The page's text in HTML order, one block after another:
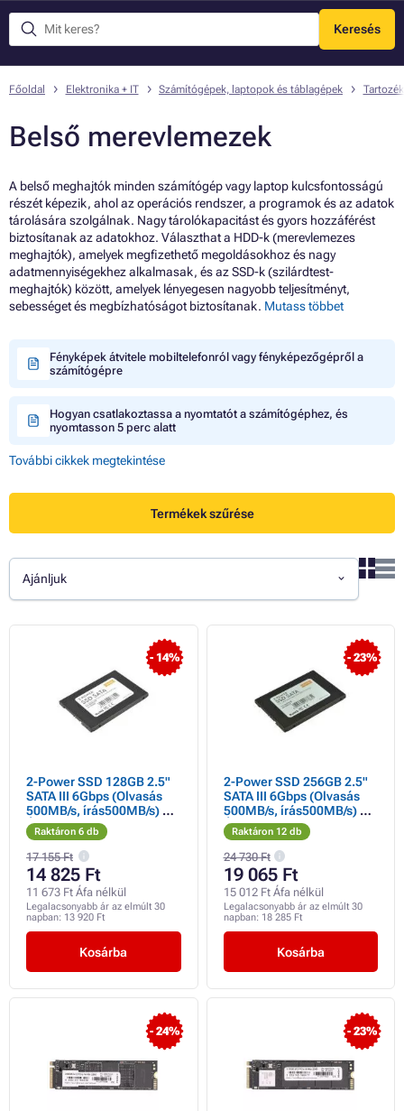
Keresés
Menü
Főoldal Elektronika + IT Számítógépek, laptopok és táblagépek
Belső merevlemezek
A belső meghajtók minden számítógép vagy laptop kulcsfontosságú
részét képezik, ahol az operációs rendszer, a programok és az adatok
tárolására szolgálnak. Nagy tárolókapacitást és gyors hozzáférést
biztosítanak az adatokhoz. Választhat a HDD-k (merevlemezes
meghajtók), amelyek megfizethető megoldásokhoz és nagy
adatmennyiségekhez alkalmasak, és az SSD-k (szilárdtest-
meghajtók) között, amelyek lényegesen nagyobb teljesítményt,
sebességet és megbízhatóságot biztosítanak. Mutass többet
Fényképek átvitele mobiltelefonról vagy fényképezőgépről a
számítógépre
Hogyan csatlakoztassa a nyomtatót a számítógéphez, és
nyomtasson 5 perc alatt
További cikkek megtekintése
Termékek szűrése
Ajánljuk
- 14%
2-Power SSD 128GB 2.5"
SATA III 6Gbps (Olvasás
500MB/s, írás500MB/s) 3
ÉV GARANCIA
Raktáron 6 db
17 155 Ft
14 825 Ft
11 673 Ft Áfa nélkül
Legalacsonyabb ár az elmúlt 30
napban: 13 920 Ft
Kosárba
- 23%
2-Power SSD 256GB 2.5"
SATA III 6Gbps (Olvasás
500MB/s, írás500MB/s) 3
ÉV GARANCIA
Raktáron 12 db
24 730 Ft
19 065 Ft
15 012 Ft Áfa nélkül
Legalacsonyabb ár az elmúlt 30
napban: 18 285 Ft
Kosárba
- 24% - 23%